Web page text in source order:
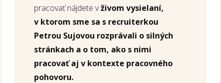
pracovať nájdete vživom vysielaní,
v ktorom sme sa s recruiterkou
Petrou Sujovou rozprávali o silných
stránkach a o tom, ako s nimi
pracovať aj v kontexte pracovného
pohovoru.